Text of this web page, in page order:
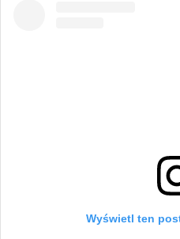
Wyświetl ten